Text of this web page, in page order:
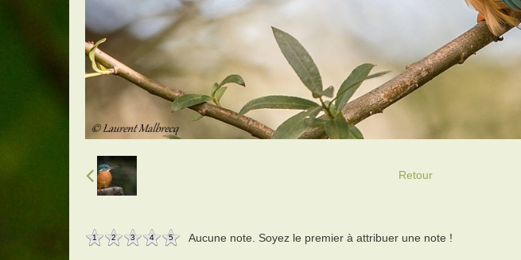
Retour
1 2 3 4 5 Aucune note. Soyez le premier à attribuer une note !